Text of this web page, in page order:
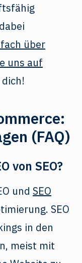
über
uns auf
(FAQ)
von SEO?
und SEO
SEO
in den
meist mit